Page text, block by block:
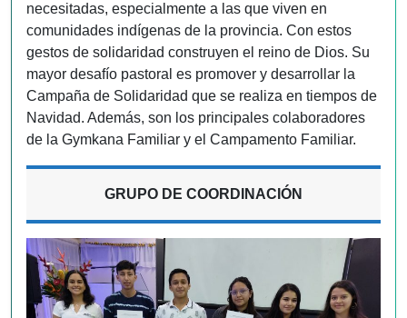
necesitadas, especialmente a las que viven en
comunidades indígenas de la provincia. Con estos
gestos de solidaridad construyen el reino de Dios. Su
mayor desafío pastoral es promover y desarrollar la
Campaña de Solidaridad que se realiza en tiempos de
Navidad. Además, son los principales colaboradores
de la Gymkana Familiar y el Campamento Familiar.
GRUPO DE COORDINACIÓN